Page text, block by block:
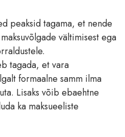
peaksid tagama, et nende
vältimisest ega
tagada, et vara
formaalne samm ilma
Lisaks võib ebaehtne
ka maksueeliste